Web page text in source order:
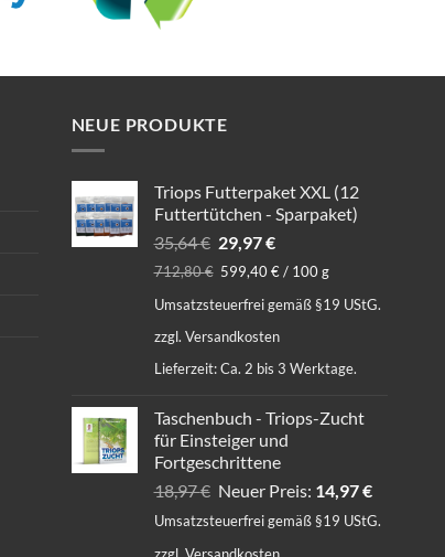
NEUE PRODUKTE
Triops Futterpaket XXL (12
Futtertütchen - Sparpaket)
35,64€ Ursprünglicher
Preis
35,64 €
29,97€Aktueller
Preis
29,97 €.
712,80€ 599,40€/ 100 g
Umsatzsteuerfrei gemäß §19 UStG.
zzgl. Versandkosten
Lieferzeit:Ca. 2 bis 3 Werktage.
Taschenbuch - Triops-Zucht
für Einsteiger und
Fortgeschrittene
18,97€ Ursprünglicher
Preis
Neuer Preis: 14,97€Aktueller
Preis
Umsatzsteuerfrei gemäß §19 UStG.
zzgl. Versandkosten